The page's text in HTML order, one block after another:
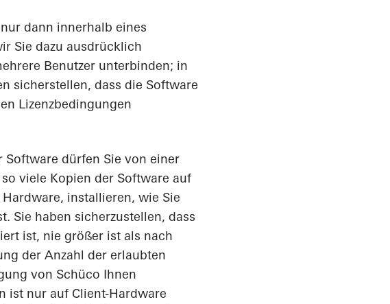
dann innerhalb eines
Sie dazu ausdrücklich
Benutzer unterbinden; in
sicherstellen, dass die Software
Lizenzbedingungen
dürfen Sie von einer
viele Kopien der Software auf
installieren, wie Sie
Sie haben sicherzustellen, dass
ist, nie größer ist als nach
der Anzahl der erlaubten
von Schüco Ihnen
ist nur auf Client-Hardware